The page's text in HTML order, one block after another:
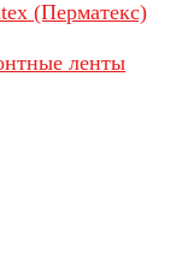
(Перматекс)
ленты